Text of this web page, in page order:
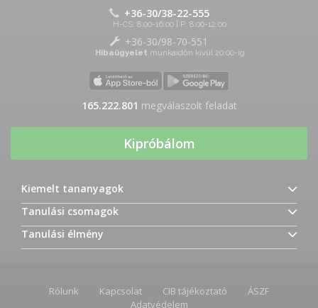
+36-30/38-22-555
H-CS: 8:00-16:00 | P: 8:00-12:00
+36-30/98-70-551
Hibaügyelet munkaidőn kívül 20:00-ig
165.222.801 megválaszolt feladat
Kipróbálom
Kiemelt tananyagok
Tanulási csomagok
Tanulási élmény
Rólunk Kapcsolat CIB tájékoztató
ÁSZF
Adatvédelem